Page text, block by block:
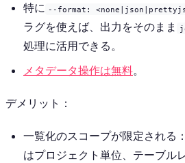
特に --format:
ラグを使えば、出力をそのまま
処理に活用できる。
メタデータ操作は無料。
デメリット：
一覧化のスコープが限定される
はプロジェクト単位、テーブル